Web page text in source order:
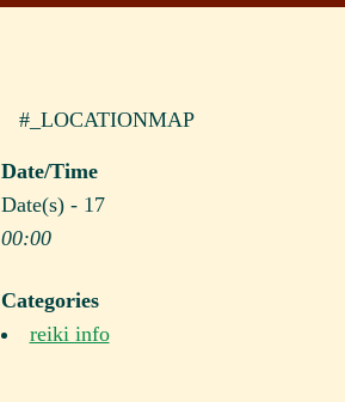
#_LOCATIONMAP
Date/Time
Date(s) - 17
00:00
Categories
reiki info